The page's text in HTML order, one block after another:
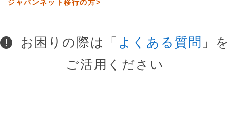
ジャパンネット移行の方>
お困りの際は「 よくある質問 」を
ご活用ください